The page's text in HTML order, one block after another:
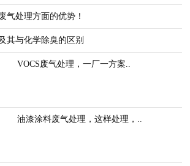
气处理方面的优势！
其与化学除臭的区别
VOCS废气处理，一厂一方案..
油漆涂料废气处理，这样处理，..